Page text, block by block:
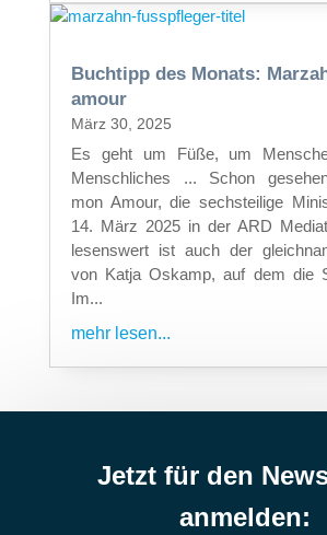
Buchtipp des Monats:
amour
März 30, 2025
Es geht um Füße, um
Menschliches ... Schon
mon Amour, die sechsteilige
14. März 2025 in der ARD
lesenswert ist auch der
von Katja Oskamp, auf dem die
Im...
mehr lesen...
Jetzt für den
anmelden: